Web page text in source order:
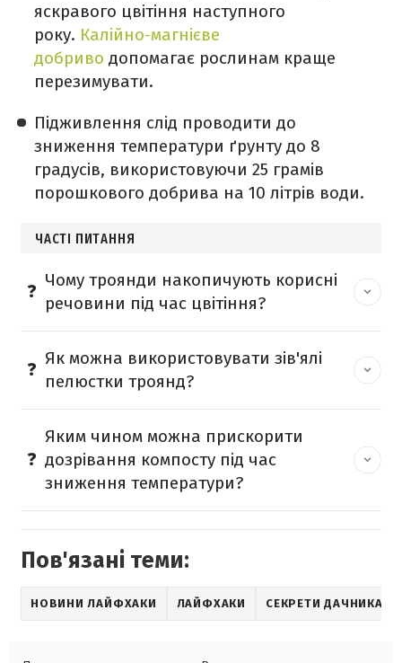
яскравого цвітіння наступного
року. Калійно-магнієве
добриво допомагає рослинам краще
перезимувати.
Підживлення слід проводити до
зниження температури ґрунту до 8
градусів, використовуючи 25 грамів
порошкового добрива на 10 літрів води.
ЧАСТІ ПИТАННЯ
Чому троянди накопичують корисні
речовини під час цвітіння?
Як можна використовувати зів'ялі
пелюстки троянд?
Яким чином можна прискорити
дозрівання компосту під час
зниження температури?
Пов'язані теми:
НОВИНИ ЛАЙФХАКИ ЛАЙФХАКИ СЕКРЕТИ ДАЧНИКА